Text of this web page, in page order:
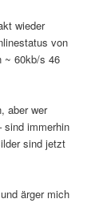
wieder
von
~ 60kb/s 46
aber wer
sind immerhin
sind jetzt
ärger mich